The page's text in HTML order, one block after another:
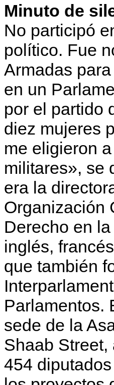
Minuto de
No participó
político. Fue
Armadas
en un
por el partido
diez mujeres
me eligieron
militares», se
era la
Organización
Derecho en
inglés,
que también
Parlamentos.
sede de la
Shaab
454